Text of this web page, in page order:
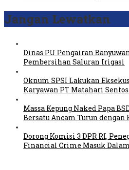
Jangan Lewatkan
Dinas PU Pengairan
Pembersihan Saluran Irigasi
Oknum SPSI Lakukan
Karyawan PT Matahari
Massa Kepung Naked Papa
Bersatu Ancam Turun dengan
Dorong Komisi 3 DPR RI,
Financial Crime Masuk